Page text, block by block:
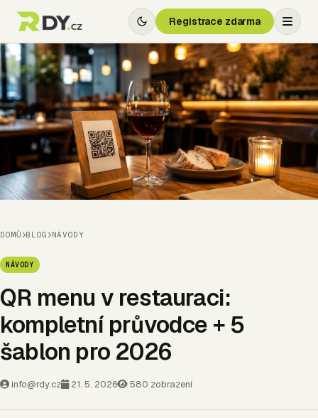
Registrace zdarma
DOMŮ BLOG NÁVODY
NÁVODY
QR menu v restauraci:
kompletní průvodce + 5
šablon pro 2026
info@rdy.cz 21. 5. 2026 580 zobrazení